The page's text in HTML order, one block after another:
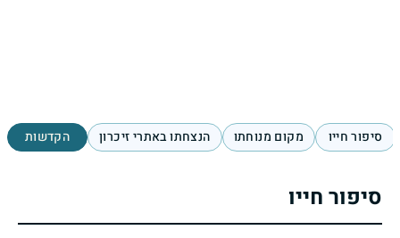
סיפור חייו מקום מנוחתו הנצחתו באתרי זיכרון הקדשות
סיפור חייו